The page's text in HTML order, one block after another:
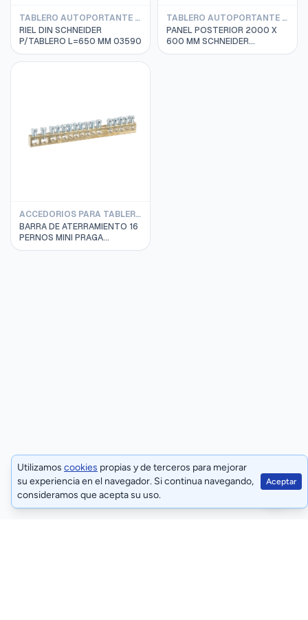
TABLERO AUTOPORTANTE PRISMA SCHNEIDER
RIEL DIN SCHNEIDER
P/TABLERO L=650 MM 03590
TABLERO AUTOPORTANTE SPACIAL SF SCHNEIDER
PANEL POSTERIOR 2000 X
600 MM SCHNEIDER
NSYBP206
ACCEDORIOS PARA TABLEROS SCHNEIDER
BARRA DE ATERRAMIENTO 16
PERNOS MINI PRAGA
SCHNEIDER MIP99039
Utilizamos cookies propias y de terceros para mejorar
su experiencia en el navegador. Si continua navegando,
consideramos que acepta su uso.
Aceptar